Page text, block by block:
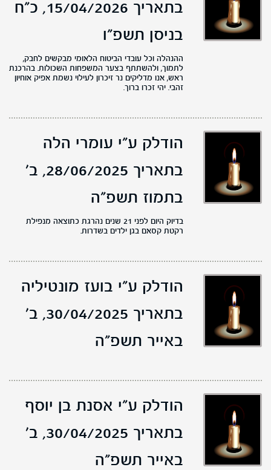
בתאריך 15/04/2026,
כ"ח
בניסן תשפ"ו
ההנהלה וכל עובדי הביטוח הלאומי מבקשים לחבק,
לתמוך, ולהשתתף בצער המשפחות השכולות. בהרכנת
ראש, אנו מדליקים נר זיכרון לעילוי נשמת אפיק אוחיון
זהבי. יהי זכרו ברוך.
הודלק ע"י עומרי הלה
בתאריך 28/06/2025,
ב'
בתמוז תשפ"ה
בדיוק היום לפני 21 שנים נהרגת כתוצאה מנפילת
רקטת קסאם בגן ילדים בשדרות.
הודלק ע"י בועז מונטיליה
בתאריך 30/04/2025,
ב'
באייר תשפ"ה
הודלק ע"י אסנת בן יוסף
בתאריך 30/04/2025,
ב'
באייר תשפ"ה